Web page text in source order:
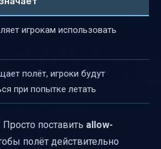
игрокам использовать
полёт, игроки будут
при попытке летать
поставить allow-
полёт действительно